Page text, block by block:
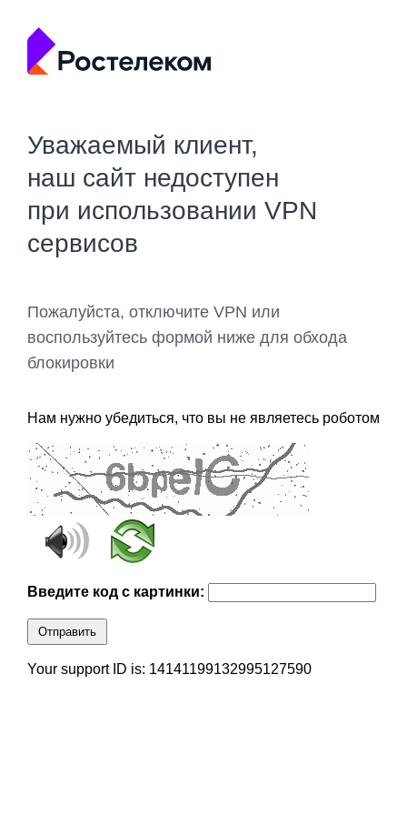
Уважаемый клиент,
наш сайт недоступен
при использовании VPN
сервисов
Пожалуйста, отключите VPN или
воспользуйтесь формой ниже для обхода
блокировки
Нам нужно убедиться, что вы не являетесь роботом
Введите код с картинки:
Отправить
Your support ID is: 14141199132995127590